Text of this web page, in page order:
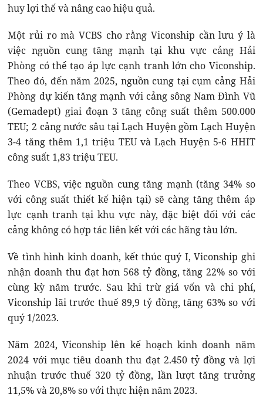
huy lợi thế và nâng cao hiệu quả.
Một rủi ro mà VCBS cho rằng Viconship cần lưu ý là
việc nguồn cung tăng mạnh tại khu vực cảng Hải
Phòng có thể tạo áp lực cạnh tranh lớn cho Viconship.
Theo đó, đến năm 2025, nguồn cung tại cụm cảng Hải
Phòng dự kiến tăng mạnh với cảng sông Nam Đình Vũ
(Gemadept) giai đoạn 3 tăng công suất thêm 500.000
TEU; 2 cảng nước sâu tại Lạch Huyện gồm Lạch Huyện
3-4 tăng thêm 1,1 triệu TEU và Lạch Huyện 5-6 HHIT
công suất 1,83 triệu TEU.
Theo VCBS, việc nguồn cung tăng mạnh (tăng 34% so
với công suất thiết kế hiện tại) sẽ càng tăng thêm áp
lực cạnh tranh tại khu vực này, đặc biệt đối với các
cảng không có hợp tác liên kết với các hãng tàu lớn.
Về tình hình kinh doanh, kết thúc quý I, Viconship ghi
nhận doanh thu đạt hơn 568 tỷ đồng, tăng 22% so với
cùng kỳ năm trước. Sau khi trừ giá vốn và chi phí,
Viconship lãi trước thuế 89,9 tỷ đồng, tăng 63% so với
quý 1/2023.
Năm 2024, Viconship lên kế hoạch kinh doanh năm
2024 với mục tiêu doanh thu đạt 2.450 tỷ đồng và lợi
nhuận trước thuế 320 tỷ đồng, lần lượt tăng trưởng
11,5% và 20,8% so với thực hiện năm 2023.